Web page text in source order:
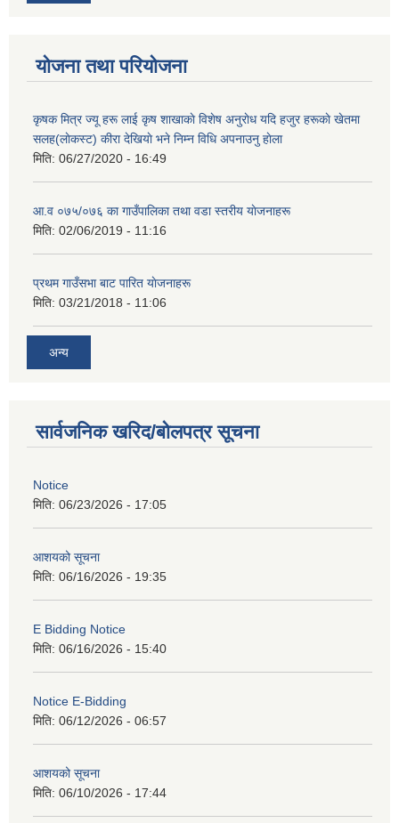
योजना तथा परियोजना
कृषक मित्र ज्यू हरू लाई कृष शाखाकाे विशेष अनुराेध यदि हजुर हरूकाे खेतमा
सलह(लाेकस्ट) कीरा देखियाे भने निम्न विधि अपनाउनु हाेला
मिति: 06/27/2020 - 16:49
आ‍.व ०७५/०७६ का गाउँपालिका तथा वडा स्तरीय याेजनाहरू
मिति: 02/06/2019 - 11:16
प्रथम गाउँसभा बाट पारित याेजनाहरू
मिति: 03/21/2018 - 11:06
अन्य
सार्वजनिक खरिद/बोलपत्र सूचना
Notice
मिति: 06/23/2026 - 17:05
आशयको सूचना
मिति: 06/16/2026 - 19:35
E Bidding Notice
मिति: 06/16/2026 - 15:40
Notice E-Bidding
मिति: 06/12/2026 - 06:57
आशयको सूचना
मिति: 06/10/2026 - 17:44